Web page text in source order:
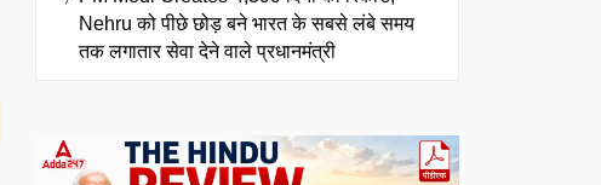
Nehru को पीछे छोड़ बने भारत के सबसे लंबे समय
तक लगातार सेवा देने वाले प्रधानमंत्री